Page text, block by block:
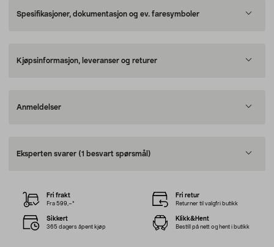
Spesifikasjoner, dokumentasjon og ev. faresymboler
Kjøpsinformasjon, leveranser og returer
Anmeldelser
Eksperten svarer (1 besvart spørsmål)
Fri frakt
Fra 599,–*
Fri retur
Returner til valgfri butikk
Sikkert
365 dagers åpent kjøp
Klikk&Hent
Bestill på nett og hent i butikk